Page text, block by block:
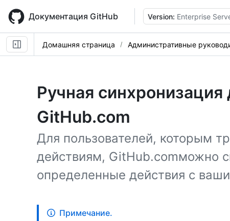
main
content
Документация GitHub Version: Enterprise
Домашняя страница Административные
Ручная синхронизация
GitHub.com
Для пользователей, которым
действиям, GitHub.comможно
определенные действия с
Примечание.